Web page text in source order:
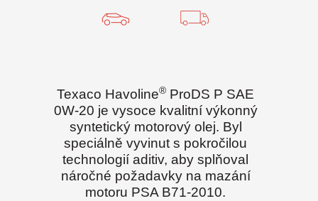
Texaco Havoline® ProDS P SAE
0W-20 je vysoce kvalitní výkonný
syntetický motorový olej. Byl
speciálně vyvinut s pokročilou
technologií aditiv, aby splňoval
náročné požadavky na mazání
motoru PSA B71-2010.